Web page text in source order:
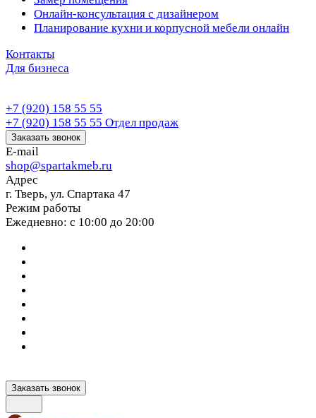
Онлайн-консультация с дизайнером
Планирование кухни и корпусной мебели онлайн
Контакты
Для бизнеса
+7 (920) 158 55 55
+7 (920) 158 55 55 Отдел продаж
Заказать звонок
E-mail
shop@spartakmeb.ru
Адрес
г. Тверь, ул. Спартака 47
Режим работы
Ежедневно: с 10:00 до 20:00
Заказать звонок